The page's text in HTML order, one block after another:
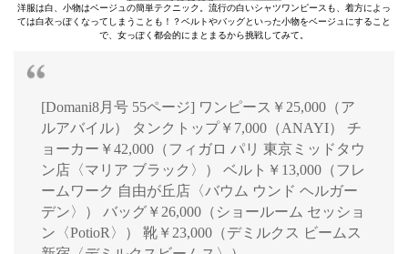
洋服は白、小物はベージュの簡単テクニック。流行の白いシャツワンピースも、着方によっ
ては白衣っぽくなってしまうことも！？ベルトやバッグといった小物をベージュにすること
で、女っぽく都会的にまとまるから挑戦してみて。
[Domani8月号 55ページ] ワンピース￥25,000（ア
ルアバイル） タンクトップ￥7,000（ANAYI） チ
ョーカー￥42,000（フィガロ パリ 東京ミッドタウ
ン店〈マリア ブラック〉） ベルト￥13,000（フレ
ームワーク 自由が丘店〈バウム ウンド ヘルガー
デン〉） バッグ￥26,000（ショールーム セッショ
ン〈PotioR〉） 靴￥23,000（デミルクス ビームス